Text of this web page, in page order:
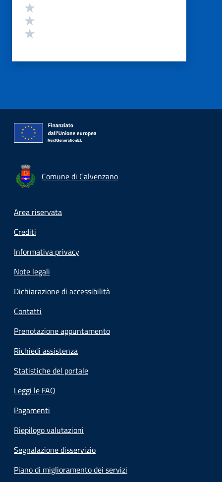
Comune di Calvenzano
Footer menu
Area riservata
Crediti
Informativa privacy
Note legali
Dichiarazione di accessibilità
Contatti
Prenotazione appuntamento
Richiedi assistenza
Statistiche del portale
Leggi le FAQ
Pagamenti
Riepilogo valutazioni
Segnalazione disservizio
Piano di miglioramento dei servizi